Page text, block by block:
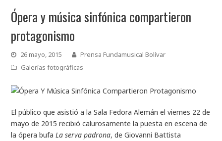
Ópera y música sinfónica compartieron
protagonismo
26 mayo, 2015
Prensa Fundamusical Bolívar
Galerías fotográficas
El público que asistió a la Sala Fedora Alemán el viernes 22 de
mayo de 2015 recibió calurosamente la puesta en escena de
la ópera bufaLa serva padrona, de Giovanni Battista